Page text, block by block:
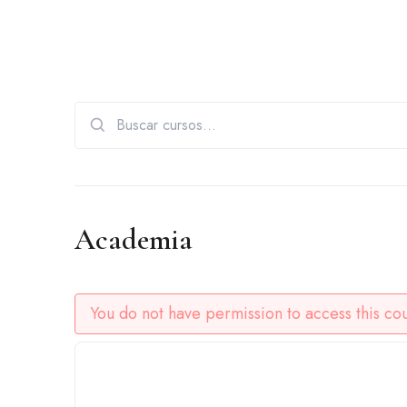
Search
Academia
You do not have permission to access this